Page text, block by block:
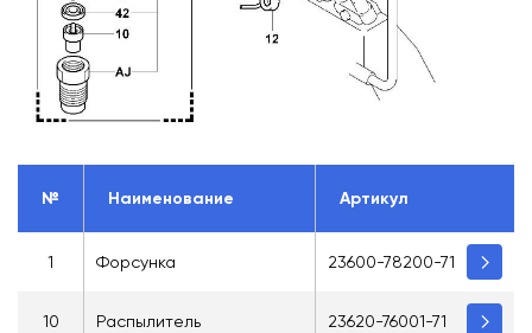
№ Наименование Артикул
1 Форсунка 23600-78200-71
10 Распылитель 23620-76001-71